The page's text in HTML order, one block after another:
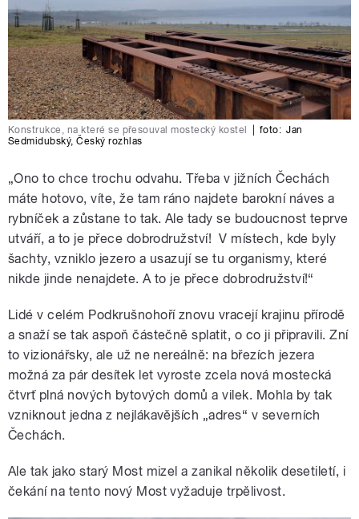
Konstrukce, na které se přesouval mostecký kostel foto: Jan
Sedmidubský,Český rozhlas
„Ono to chce trochu odvahu. Třeba v jižních Čechách
máte hotovo, víte, že tam ráno najdete barokní náves a
rybníček a zůstane to tak. Ale tady se budoucnost teprve
utváří, a to je přece dobrodružství! V místech, kde byly
šachty, vzniklo jezero a usazují se tu organismy, které
nikde jinde nenajdete. A to je přece dobrodružství!“
Lidé v celém Podkrušnohoří znovu vracejí krajinu přírodě
a snaží se tak aspoň částečně splatit, o co ji připravili. Zní
to vizionářsky, ale už ne nereálně: na březích jezera
možná za pár desítek let vyroste zcela nová mostecká
čtvrť plná nových bytových domů a vilek. Mohla by tak
vzniknout jedna z nejlákavějších „adres“ v severních
Čechách.
Ale tak jako starý Most mizel a zanikal několik desetiletí, i
čekání na tento nový Most vyžaduje trpělivost.